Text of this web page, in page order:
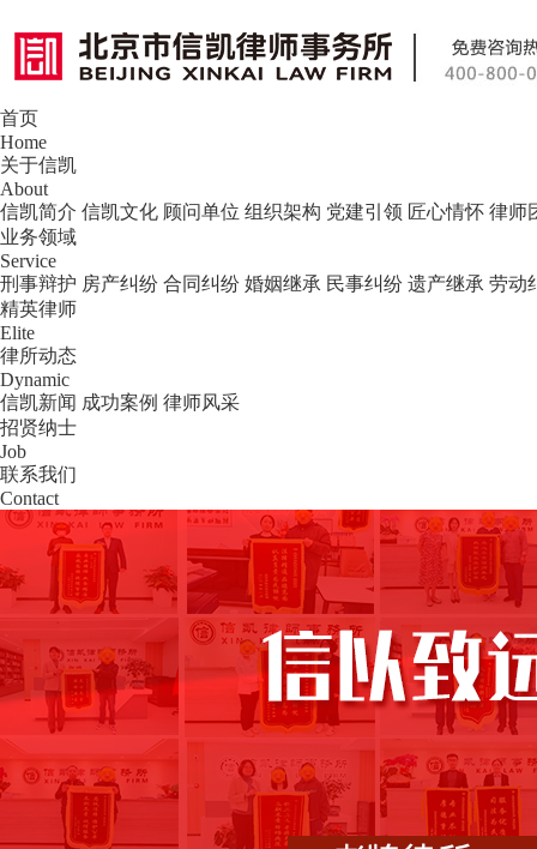
北京市信凯律师事务所 — 北京专业刑事
首页
Home
关于信凯
About
信凯简介 信凯文化 顾问单位 组织架构 党建引领 匠心情怀 律师
业务领域
Service
刑事辩护 房产纠纷 合同纠纷 婚姻继承 民事纠纷 遗产继承 劳动
精英律师
Elite
律所动态
Dynamic
信凯新闻 成功案例 律师风采
招贤纳士
Job
联系我们
Contact